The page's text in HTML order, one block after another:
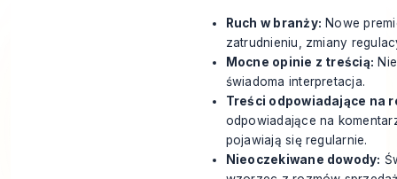
Ruch w branży: Nowe
zatrudnieniu, zmiany
Mocne opinie z treścią:
świadoma interpretacja.
Treści odpowiadające na
odpowiadające na
pojawiają się regularnie.
Nieoczekiwane dowody: